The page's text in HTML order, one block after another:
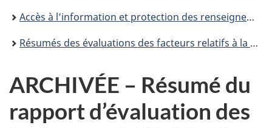
Accès à l’information et protection des renseignements personnels
Résumés des évaluations des facteurs relatifs à la vie privée (EFPV) d’Immigration, Réfugiés et Citoyenneté Canada
ARCHIVÉE – Résumé du
rapport d’évaluation des